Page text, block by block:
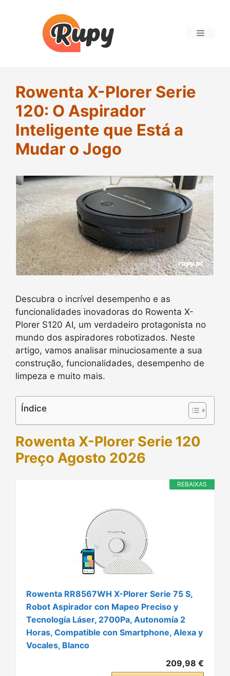
Menu
Rowenta X-Plorer Serie
120: O Aspirador
Inteligente que Está a
Mudar o Jogo
Descubra o incrível desempenho e as
funcionalidades inovadoras do Rowenta X-
Plorer S120 AI, um verdadeiro protagonista no
mundo dos aspiradores robotizados. Neste
artigo, vamos analisar minuciosamente a sua
construção, funcionalidades, desempenho de
limpeza e muito mais.
Índice
Rowenta X-Plorer Serie 120
Preço Agosto 2026
REBAIXAS
Rowenta RR8567WH X-Plorer Serie 75 S,
Robot Aspirador con Mapeo Preciso y
Tecnología Láser, 2700Pa, Autonomía 2
Horas, Compatible con Smartphone, Alexa y
Vocales, Blanco
209,98 €